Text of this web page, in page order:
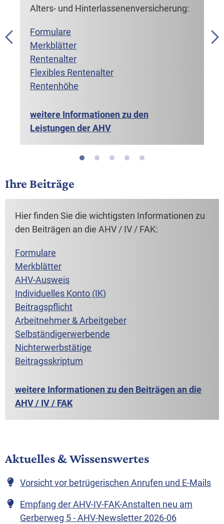
Alters- und Hinterlassenenversicherung:
Formulare
Merkblätter
Rentenalter
Flexibles Rentenalter
Rentenhöhe
weitere Informationen zu den
Leistungen der AHV
Formulare
Merkblätter
weitere Informationen zu den
Leistungen der IV
Formulare
Kinderzulagen
Geburtszulagen
Alleinerziehendenzulagen
Differenzausgleich
Voraussetzungen
weitere Informationen zu den
Leistungen der FAK
Formulare
Anspruch
Berechnung
Höhe der EL
Krankheitskosten
Ergänzungsleistungen
Formulare
Merkblätter
Informationen zum Pflegegeld
Ihre Beiträge
Hier finden Sie die wichtigsten Informationen zu
den Beiträgen an die AHV / IV / FAK:
Formulare
Merkblätter
AHV-Ausweis
Individuelles Konto (IK)
Beitragspflicht
Arbeitnehmer & Arbeitgeber
Selbständigerwerbende
Nichterwerbstätige
Beitragsskriptum
weitere Informationen zu den Beiträgen an die
AHV / IV / FAK
Aktuelles & Wissenswertes
Vorsicht vor betrügerischen Anrufen und E-Mails
Empfang der AHV-IV-FAK-Anstalten neu am
Gerberweg 5 - AHV-Newsletter 2026-06